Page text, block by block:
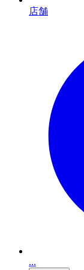
店舗
...